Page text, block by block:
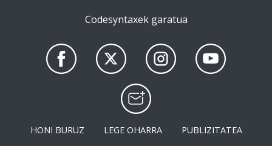
Codesyntaxek garatua
HONI BURUZ LEGE OHARRA
PUBLIZITATEA